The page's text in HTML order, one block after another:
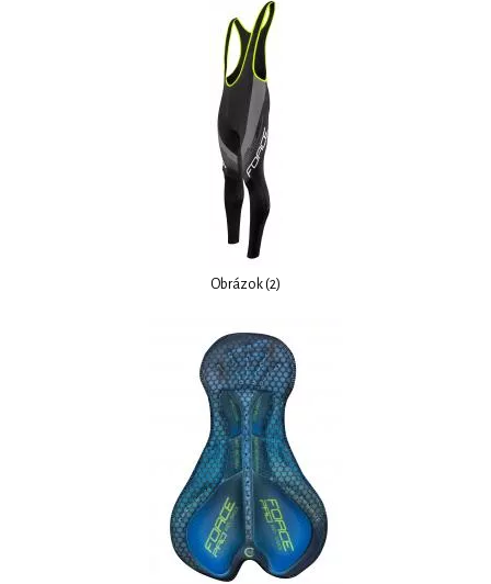
Obrázok (2)